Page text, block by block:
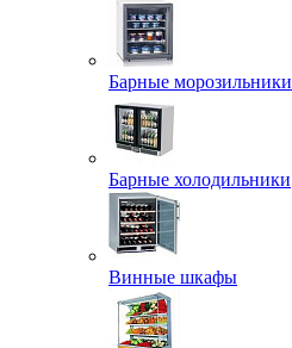
Барные морозильники
Барные холодильники
Винные шкафы